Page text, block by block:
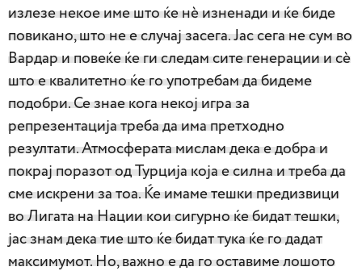
излезе некое име што ќе нѐ изненади и ќе биде
повикано, што не е случај засега. Јас сега не сум во
Вардар и повеќе ќе ги следам сите генерации и сѐ
што е квалитетно ќе го употребам да бидеме
подобри. Се знае кога некој игра за
репрезентација треба да има претходно
резултати. Атмосферата мислам дека е добра и
покрај поразот од Турција која е силна и треба да
сме искрени за тоа. Ќе имаме тешки предизвици
во Лигата на Нации кои сигурно ќе бидат тешки,
јас знам дека тие што ќе бидат тука ќе го дадат
максимумот. Но, важно е да го оставиме лошото